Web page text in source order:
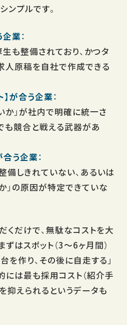
ンプルです。
業：
も整備されており、かつタ
人原稿を自社で作成できる
が合う企業：
か」が社内で明確に統一さ
も競合と戦える武器があ
う企業：
備しきれていない、あるいは
」の原因が特定できていな
くだけで、無駄なコストを大
はスポット（3〜6ヶ月間）
を作り、その後に自走する」
には最も採用コスト（紹介手
抑えられるというデータも